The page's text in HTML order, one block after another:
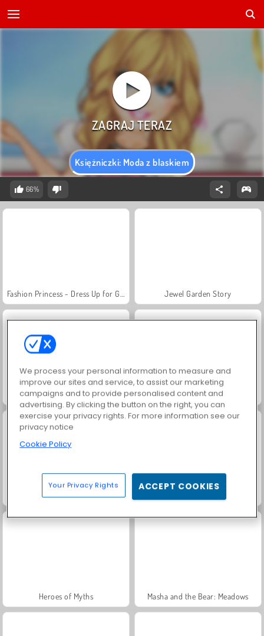
Księżniczki: Moda z blaskiem
66%
Jewel Garden Story
Juice Merge Grand Mahjong Connect
Trollface Quest: USA 2
Heroes of Myths Masha and the Bear: Meadows
We process your personal information to measure and
improve our sites and service, to assist our marketing
campaigns and to provide personalised content and
advertising. By clicking the button on the right, you can
exercise your privacy rights. For more information see our
privacy notice
Cookie Policy
Your Privacy Rights ACCEPT COOKIES